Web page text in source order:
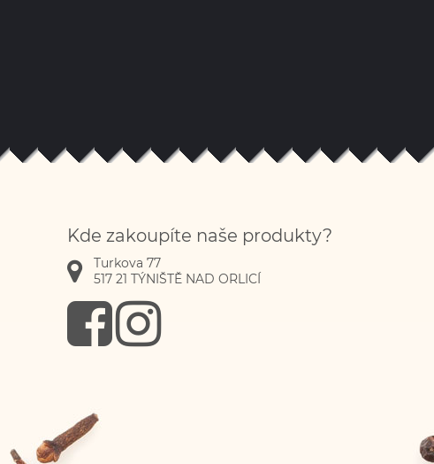
Kde zakoupíte naše produkty?
Turkova 77
517 21 TÝNIŠTĚ NAD ORLICÍ